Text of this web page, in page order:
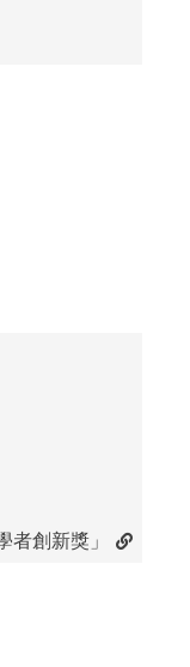
者創新獎」